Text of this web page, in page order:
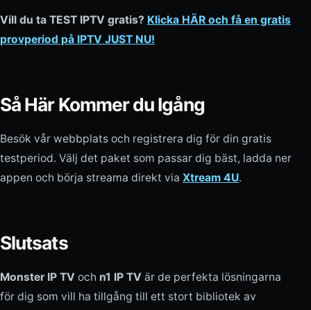
Vill du ta TEST IPTV gratis? Klicka HÄR och få en gratis
provperiod på IPTV JUST NU!
Så Här Kommer du Igång
Besök vår webbplats och registrera dig för din gratis
testperiod. Välj det paket som passar dig bäst, ladda ner
appen och börja streama direkt via Xtream 4U.
Slutsats
Monster IP TV och n1 IP TV är de perfekta lösningarna
för dig som vill ha tillgång till ett stort bibliotek av